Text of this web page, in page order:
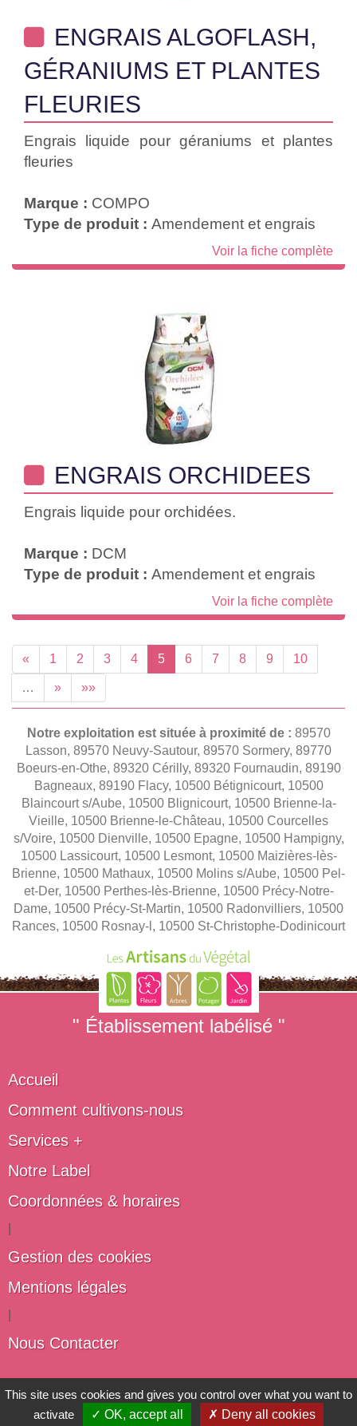
ENGRAIS ALGOFLASH,
GÉRANIUMS ET PLANTES
FLEURIES
Engrais liquide pour géraniums et plantes
fleuries
Marque : COMPO
Type de produit : Amendement et engrais
Voir la fiche complète
ENGRAIS ORCHIDEES
Engrais liquide pour orchidées.
Marque : DCM
Type de produit : Amendement et engrais
Voir la fiche complète
« 1 2 3 4 5 6 7 8 9 10
… » »»
Notre exploitation est située à proximité de : 89570
Lasson, 89570 Neuvy-Sautour, 89570 Sormery, 89770
Boeurs-en-Othe, 89320 Cérilly, 89320 Fournaudin, 89190
Bagneaux, 89190 Flacy, 10500 Bétignicourt, 10500
Blaincourt s/Aube, 10500 Blignicourt, 10500 Brienne-la-
Vieille, 10500 Brienne-le-Château, 10500 Courcelles
s/Voire, 10500 Dienville, 10500 Epagne, 10500 Hampigny,
10500 Lassicourt, 10500 Lesmont, 10500 Maizières-lès-
Brienne, 10500 Mathaux, 10500 Molins s/Aube, 10500 Pel-
et-Der, 10500 Perthes-lès-Brienne, 10500 Précy-Notre-
Dame, 10500 Précy-St-Martin, 10500 Radonvilliers, 10500
Rances, 10500 Rosnay-l, 10500 St-Christophe-Dodinicourt
" Établissement labélisé "
Accueil
Comment cultivons-nous
Services +
Notre Label
Coordonnées & horaires
Gestion des cookies
Mentions légales
Nous Contacter
Les artisans du végétal
Horticulteurs et pépinièristes de France
This site uses cookies and gives you control over what you want to
activate
✓ OK, accept all ✗ Deny all cookies